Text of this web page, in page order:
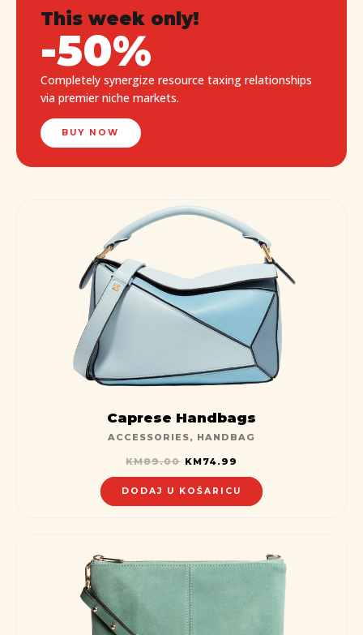
This week only!
-50%
Completely synergize resource taxing relationships
via premier niche markets.
BUY NOW
Caprese Handbags
ACCESSORIES, HANDBAG
KM89.00 KM74.99
DODAJ U KOŠARICU